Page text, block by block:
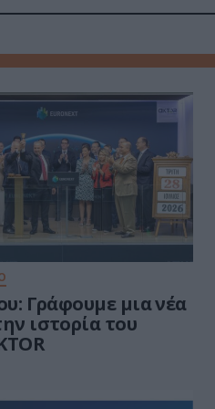
Γράφουμε μια νέα
ιστορία του